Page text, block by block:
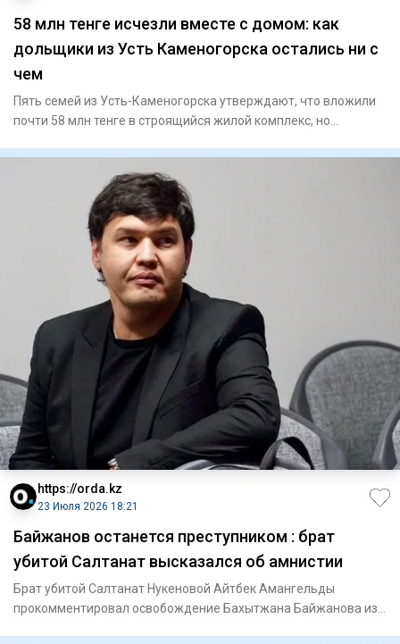
58 млн тенге исчезли вместе с домом: как
дольщики из Усть Каменогорска остались ни с
чем
Пять семей из Усть-Каменогорска утверждают, что вложили
почти 58 млн тенге в строящийся жилой комплекс, но
https://orda.kz
23 Июля 2026 18:21
Байжанов останется преступником : брат
убитой Салтанат высказался об амнистии
Брат убитой Салтанат Нукеновой Айтбек Амангельды
прокомментировал освобождение Бахытжана Байжанова из